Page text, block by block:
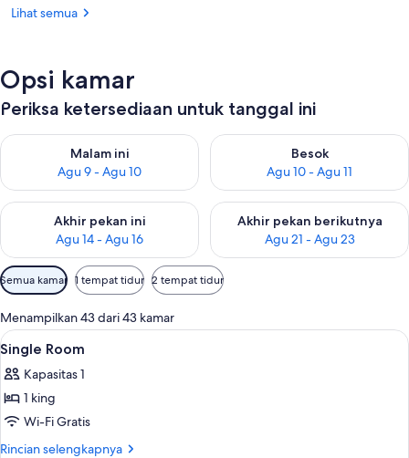
Lihat semua
Opsi kamar
Periksa ketersediaan untuk tanggal ini
Malam ini
Agu 9 - Agu 10
Periksa ketersediaan untuk malam ini Agu 9 - Agu 10
Besok
Agu 10 - Agu 11
Periksa ketersediaan untuk
Akhir pekan ini
Agu 14 - Agu 16
Periksa ketersediaan untuk akhir pekan ini Agu 14 - Agu 16
Akhir pekan berikutnya
Agu 21 - Agu 23
Periksa ketersediaan untuk
Filter
tersedia
untuk
kamar
Semua kamar 1 tempat tidur 2 tempat tidur
Menampilkan 43 dari 43 kamar
Lihat
semua
foto
untuk
Single
Room
Seprai premium, tempat tidur Select
5
Single Room
Kapasitas 1
1 king
Wi-Fi Gratis
Rincian selengkapnya
Rincian